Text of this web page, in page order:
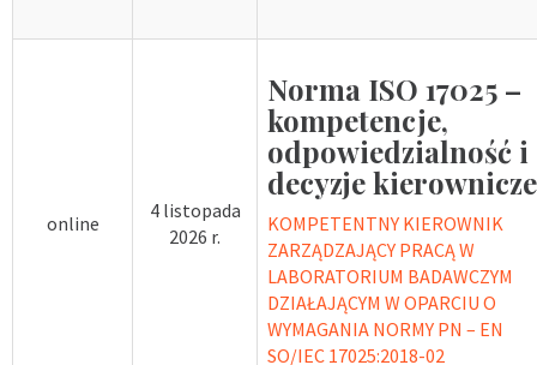
online
4 listopada
2026 r.
Norma ISO 17025 –
kompetencje,
odpowiedzialność i
decyzje kierownicze
KOMPETENTNY KIEROWNIK
ZARZĄDZAJĄCY PRACĄ W
LABORATORIUM BADAWCZYM
DZIAŁAJĄCYM W OPARCIU O
WYMAGANIA NORMY PN – EN
SO/IEC 17025:2018-02